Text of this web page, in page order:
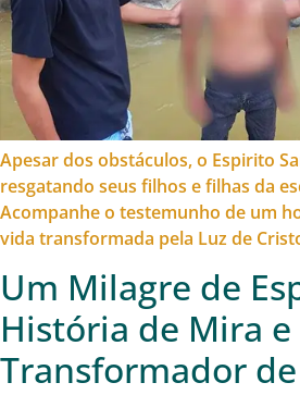
Apesar dos obstáculos, o Espirito
resgatando seus filhos e filhas da
Acompanhe o testemunho de um
vida transformada pela Luz de
Um Milagre de
História de Mira
Transformador